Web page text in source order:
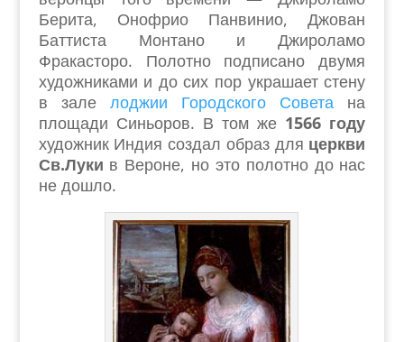
Берита, Онофрио Панвинио, Джован
Баттиста Монтано и Джироламо
Фракасторо. Полотно подписано двумя
художниками и до сих пор украшает стену
в зале лоджии Городского Совета на
площади Синьоров. В том же 1566 году
художник Индия создал образ для церкви
Св.Луки в Вероне, но это полотно до нас
не дошло.